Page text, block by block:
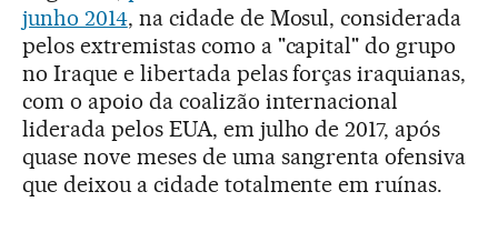
junho 2014, na cidade de Mosul, considerada
pelos extremistas como a "capital" do grupo
no Iraque e libertada pelas forças iraquianas,
com o apoio da coalizão internacional
liderada pelos EUA, em julho de 2017, após
quase nove meses de uma sangrenta ofensiva
que deixou a cidade totalmente em ruínas.